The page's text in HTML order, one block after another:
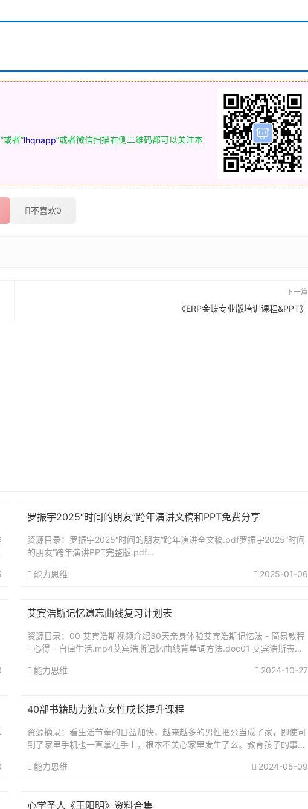
”或者“lhqnapp”或者微信扫描右侧二维码都可以关注本
不喜欢0
下一篇
《ERP金蝶专业版培训课程&PPT》
罗振宇2025“时间的朋友”跨年演讲文稿和PPT免费分享
资源目录：罗振宇2025“时间的朋友”跨年演讲全文稿.pdf罗振宇2025“时间
的朋友”跨年演讲PPT完整版.pdf...
能力思维 2025-01-06
艾宾浩斯记忆遗忘曲线复习计划表
资源目录：00 艾宾浩斯视频介绍30天亲身体验艾宾浩斯记忆法 - 简易教程
- 心得 - 自律生活.mp4艾宾浩斯记忆曲线背单词方法.doc01 艾宾浩斯表格
能力思维
2024-10-27
40部书籍助力独立女性成长提升课程
资源摘录：看生活节拳的日益加快，越来越多的男性把公当成了家，即使可
到了家里手机也一直掌在手上，根本不关心家里发生了么。教育孩子的事，
严...能力思维 2024-05-09
心学圣人《王阳明》资料合集